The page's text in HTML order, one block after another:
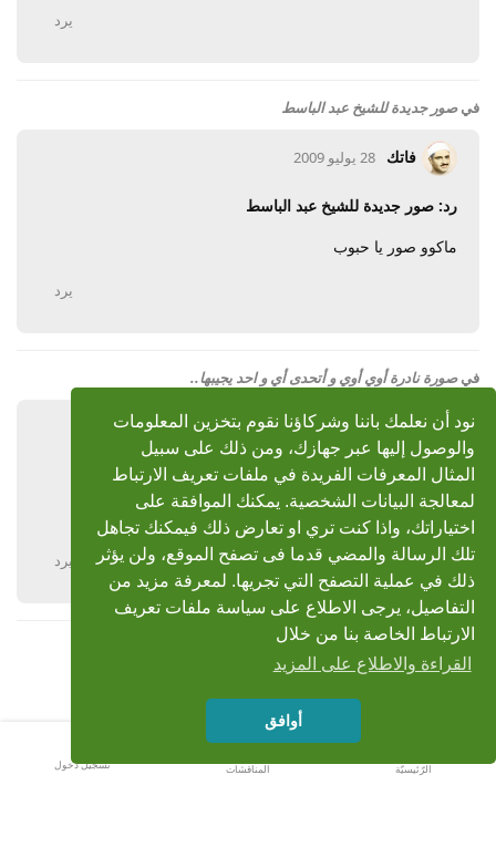
نود أن نعلمك باننا وشركاؤنا نقوم بتخزين المعلومات
والوصول إليها عبر جهازك، ومن ذلك على سبيل
المثال المعرفات الفريدة في ملفات تعريف الارتباط
لمعالجة البيانات الشخصية. يمكنك الموافقة على
اختياراتك، واذا كنت تري او تعارض ذلك فيمكنك تجاهل
تلك الرسالة والمضي قدما فى تصفح الموقع، ولن يؤثر
ذلك في عملية التصفح التي تجريها. لمعرفة مزيد من
التفاصيل، يرجى الاطلاع على سياسة ملفات تعريف
الارتباط الخاصة بنا من خلال
القراءة والاطلاع على المزيد
أوافق
يرد
فيصور جديدة للشيخ عبد الباسط
فاتك 28 يوليو 2009
رد: صور جديدة للشيخ عبد الباسط
ماكوو صور يا حبوب
يرد
فيصورة نادرة أوي أوي و أتحدى أي و احد يجيبها..
فاتك 28 يوليو 2009
رد: صورة نادرة أوي أوي و أتحدى أي و احد يجيبها..
http://goran2008.blogfa.com/cat-2.aspx
يرد
الرّئيسيّة المناقشات تسجيل دخول